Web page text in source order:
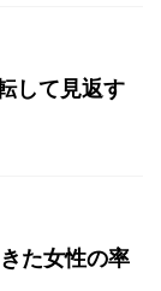
して見返す
た女性の率